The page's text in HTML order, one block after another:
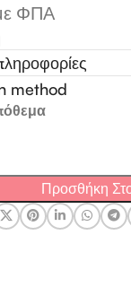
ΦΠΑ
method
Προσθήκη